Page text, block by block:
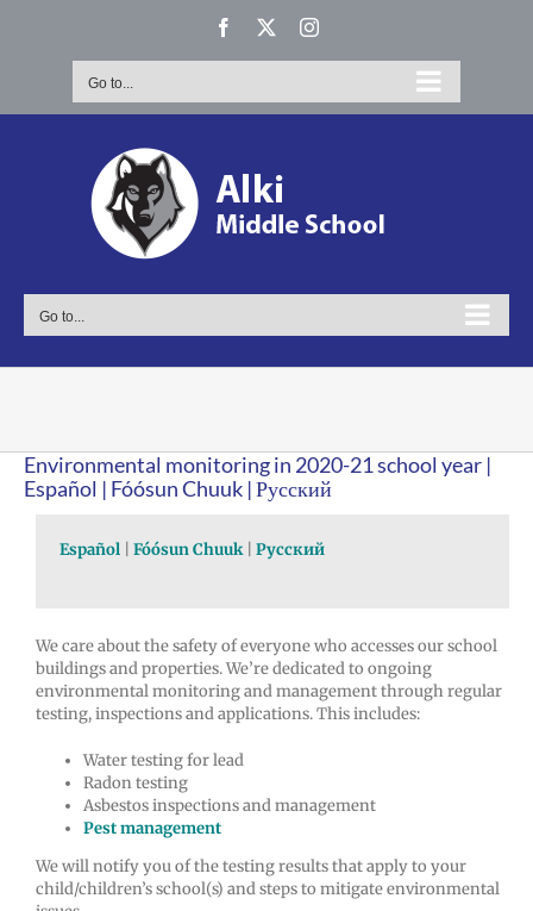
Facebook Instagram
Go to...
Go to...
Environmental monitoring in 2020-21 school year |
Español | Fóósun Chuuk | Русский
Español Fóósun Chuuk| Русский
We care about the safety of everyone who accesses our school
buildings and properties. We’re dedicated to ongoing
environmental monitoring and management through regular
testing, inspections and applications. This includes:
Water testing for lead
Radon testing
Asbestos inspections and management
Pest management
We will notify you of the testing results that apply to your
child/children’s school(s) and steps to mitigate environmental